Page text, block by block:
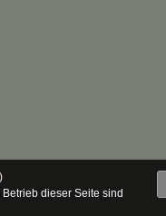
)
dieser Seite sind